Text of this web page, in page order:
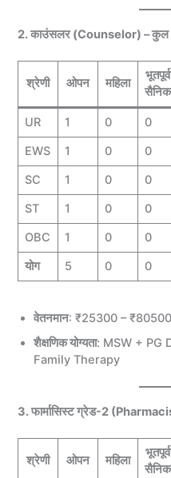
2. काउंसलर (Counselor) – कुल
श्रेणी ओपन महिला
भूतपूर्व
सैनिक
UR 1 0 0
EWS
1 0 0
SC
1 0 0
ST
1 0 0
OBC
1 0 0
योग
5 0 0
वेतनमान: ₹25300 –
शैक्षणिक योग्यता: MSW + PG
Family Therapy
3. फार्मासिस्ट ग्रेड-2
श्रेणी ओपन महिला
भूतपूर्व
सैनिक